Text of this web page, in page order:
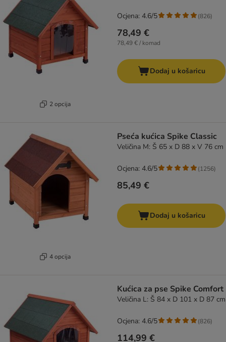
2 opcija
78,49 €
78,49 € / komad
Ocjena: 4.6/5 (826)
Dodaj u košaricu
4 opcija
Pseća kućica Spike Classic
Veličina M: Š 65 x D 88 x V 76 cm
85,49 €
Ocjena: 4.6/5 (1256)
Dodaj u košaricu
Kućica za pse Spike Comfort
Veličina L: Š 84 x D 101 x D 87 cm
114,99 €
Ocjena: 4.6/5 (826)